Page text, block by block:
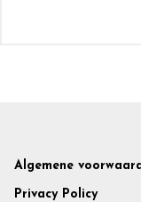
Footer
Algemene
Privacy Policy